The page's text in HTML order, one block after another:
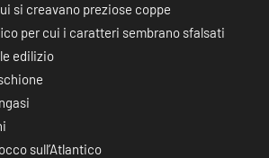
si creavano preziose coppe
per cui i caratteri sembrano sfalsati
edilizio
sull’Atlantico